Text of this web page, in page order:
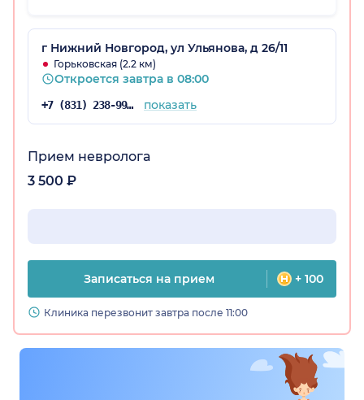
г Нижний Новгород, ул Ульянова, д 26/11
Горьковская (2.2 км)
Откроется завтра в 08:00
+7 (831) 238-99-14 показать
Прием невролога
3 500 ₽
Записаться на прием + 100
Клиника перезвонит завтра после 11:00